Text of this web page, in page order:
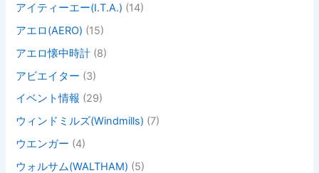
アイティーエー(I.T.A.) (14)
アエロ(AERO) (15)
アエロ懐中時計 (8)
アビエイター (3)
イベント情報 (29)
ウィンドミルズ(Windmills) (7)
ウエンガー (4)
ウォルサム(WALTHAM) (5)